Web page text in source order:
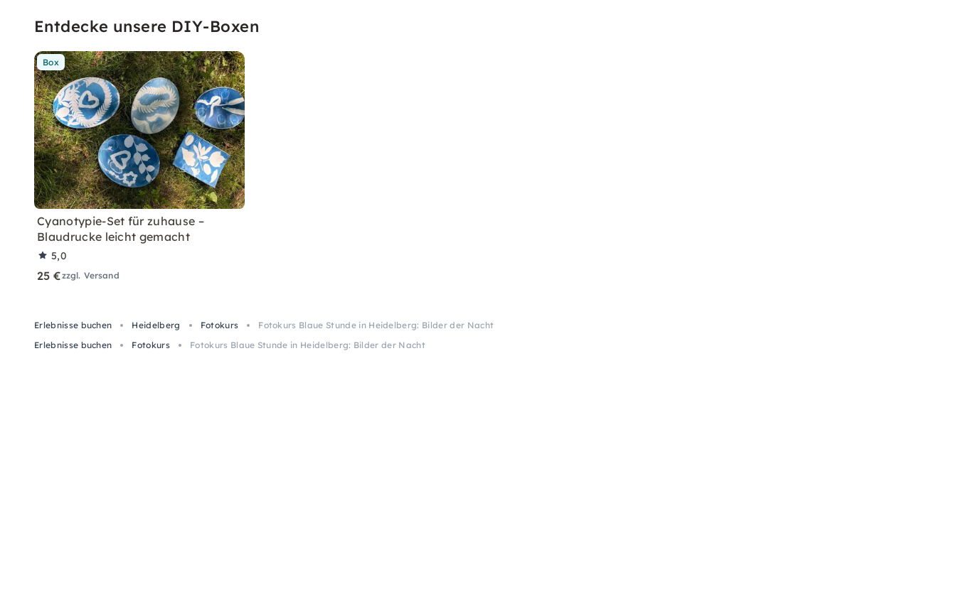
Entdecke unsere DIY-Boxen
Box
Cyanotypie-Set für zuhause –
Blaudrucke leicht gemacht
5,0
25 €zzgl. Versand
Erlebnisse buchen Heidelberg Fotokurs
Fotokurs Blaue Stunde in Heidelberg: Bilder der Nacht
Erlebnisse buchen
Fotokurs Fotokurs Blaue Stunde in Heidelberg: Bilder der Nacht